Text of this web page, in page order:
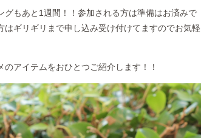
グもあと1週間！！参加される方は準備はお済みで
ギリギリまで申し込み受け付けてますのでお気軽
アイテムをおひとつご紹介します！！